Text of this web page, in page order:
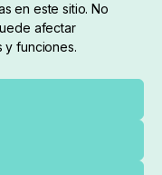
en este sitio. No
afectar
y funciones.